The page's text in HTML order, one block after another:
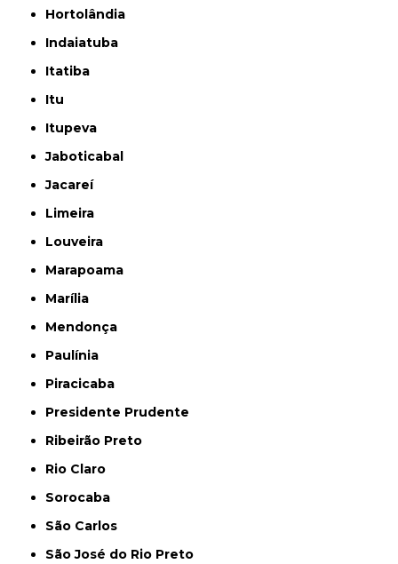
Hortolândia
Indaiatuba
Itatiba
Itu
Itupeva
Jaboticabal
Jacareí
Limeira
Louveira
Marapoama
Marília
Mendonça
Paulínia
Piracicaba
Presidente Prudente
Ribeirão Preto
Rio Claro
Sorocaba
São Carlos
São José do Rio Preto